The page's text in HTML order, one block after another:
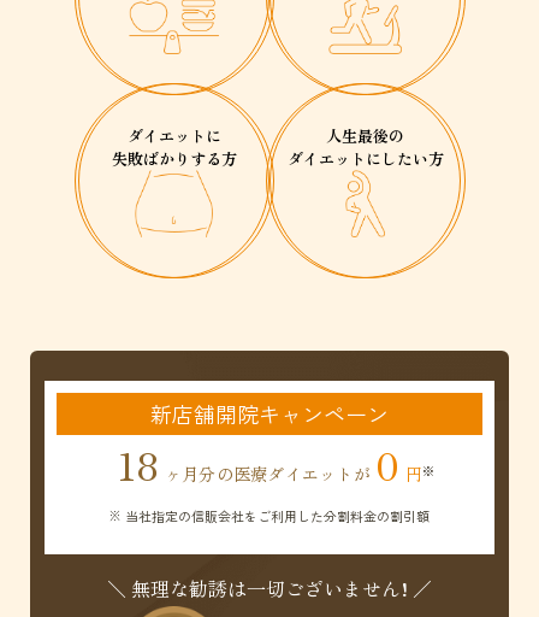
ダイエットに
失敗ばかりする方
人生最後の
ダイエットにしたい方
新店舗開院キャンペーン
18 ヶ月分の医療ダイエットが 0 円
※ 当社指定の信販会社をご利用した分割料金の割引額
＼ 無理な勧誘は一切ございません! ／